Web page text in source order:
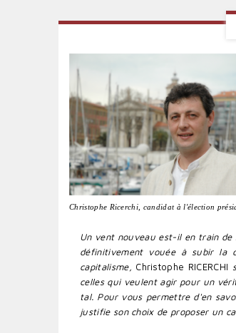
Christophe Ricerchi, candidat à l'élection
Un vent nouveau est-il en train
définitivement vouée à subir la
capitalisme, Christophe RICERCHI
celles qui veulent agir pour un
tal. Pour vous permettre d'en
justifie son choix de proposer un